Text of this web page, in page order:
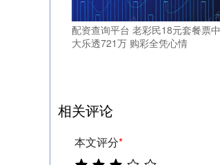
配资查询平台 老彩民18元套餐票中
大乐透721万 购彩全凭心情
相关评论
本文评分*